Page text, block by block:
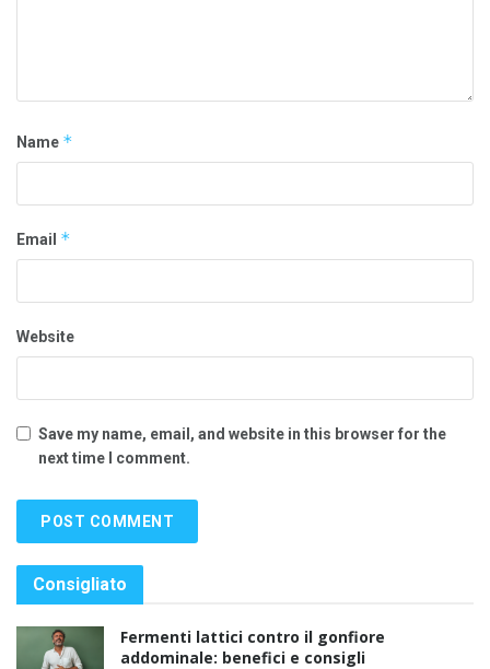
Name *
Email *
Website
Save my name, email, and website in this browser for the
next time I comment.
Consigliato
Fermenti lattici contro il gonfiore
addominale: benefici e consigli